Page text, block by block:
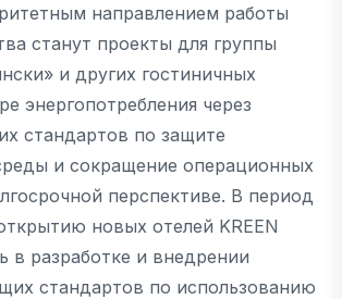
направлением работы
станут проекты для группы
и других гостиничных
энергопотребления через
стандартов по защите
и сокращение операционных
перспективе. В период
новых отелей KREEN
в разработке и внедрении
стандартов по использованию